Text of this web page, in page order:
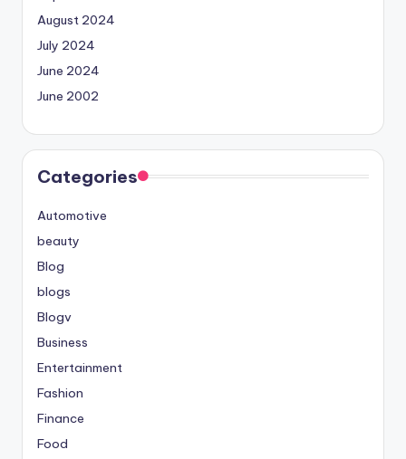
August 2024
July 2024
June 2024
June 2002
Categories
Automotive
beauty
Blog
blogs
Blogv
Business
Entertainment
Fashion
Finance
Food